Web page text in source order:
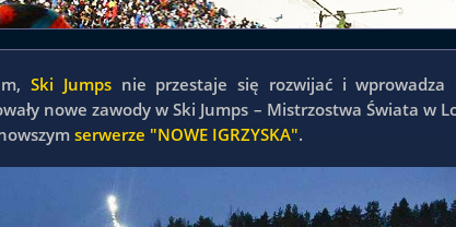
Ski Jumpsnie przestaje się rozwijać i wprowadza
nowe zawody w Ski Jumps – Mistrzostwa Świata w
serwerze "NOWE IGRZYSKA".